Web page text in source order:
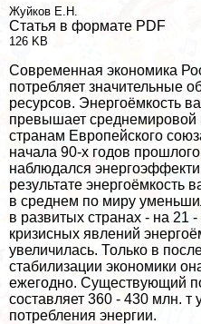
Жуйков Е.Н.
Статья в формате PDF
126 KB
Современная экономика
потрeбляет значительные
ресурсов. Энергоёмкость
превышает среднемировой
странам Европейского
начала 90-х годов
наблюдался
результате энергоёмкость
в среднем по миру
в развитых странах - на 21
кризисных явлений
увеличилась. Только в
стабилизации экономики
ежегодно. Существующий
составляет 360 - 430 млн. т
потрeбления энергии.